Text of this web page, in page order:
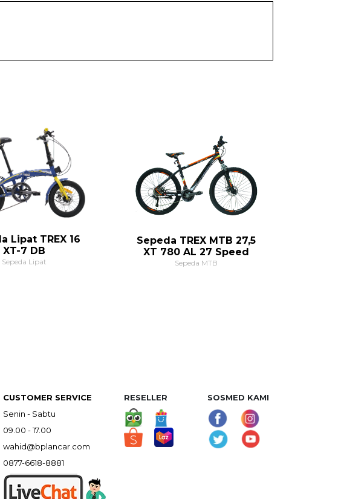
Lipat TREX 16
XT-7 DB
Sepeda Lipat
Sepeda TREX MTB 27,5
XT 780 AL 27 Speed
Sepeda MTB
CUSTOMER SERVICE
Senin - Sabtu
09.00 - 17.00
wahid@bplancar.com
0877-6618-8881
RESELLER SOSMED KAMI